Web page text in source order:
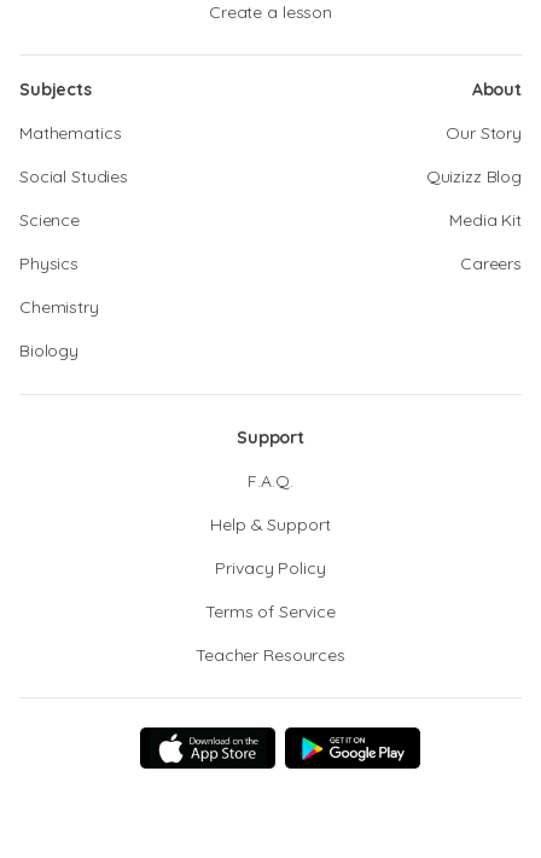
Create a lesson
Subjects
Mathematics
Social Studies
Science
Physics
Chemistry
Biology
About
Our Story
Quizizz Blog
Media Kit
Careers
Support
F.A.Q.
Help & Support
Privacy Policy
Terms of Service
Teacher Resources